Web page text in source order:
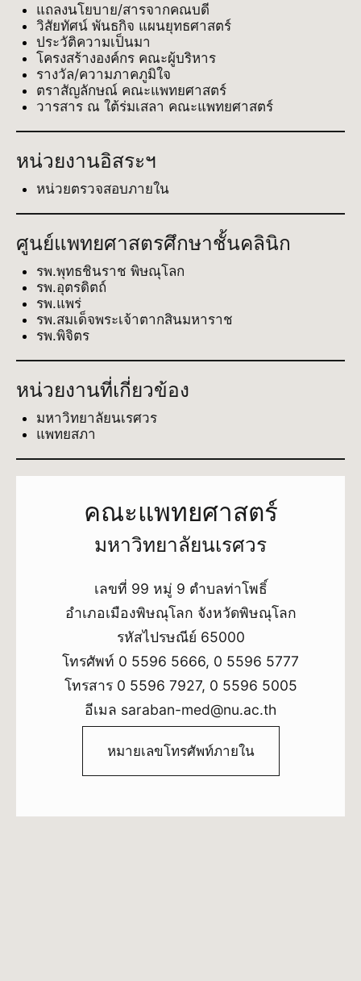
แถลงนโยบาย/สารจากคณบดี
วิสัยทัศน์ พันธกิจ แผนยุทธศาสตร์
ประวัติความเป็นมา
โครงสร้างองค์กร คณะผู้บริหาร
รางวัล/ความภาคภูมิใจ
ตราสัญลักษณ์ คณะแพทยศาสตร์
วารสาร ณ ใต้ร่มเสลา คณะแพทยศาสตร์
หน่วยงานอิสระฯ
หน่วยตรวจสอบภายใน
ศูนย์แพทยศาสตรศึกษาชั้นคลินิก
รพ.พุทธชินราช พิษณุโลก
รพ.อุตรดิตถ์
รพ.แพร่
รพ.สมเด็จพระเจ้าตากสินมหาราช
รพ.พิจิตร
หน่วยงานที่เกี่ยวข้อง
มหาวิทยาลัยนเรศวร
แพทยสภา
คณะแพทยศาสตร์
มหาวิทยาลัยนเรศวร
เลขที่ 99 หมู่ 9 ตำบลท่าโพธิ์
อำเภอเมืองพิษณุโลก จังหวัดพิษณุโลก
รหัสไปรษณีย์ 65000
โทรศัพท์ 0 5596 5666, 0 5596 5777
โทรสาร 0 5596 7927, 0 5596 5005
อีเมล saraban-med@nu.ac.th
หมายเลขโทรศัพท์ภายใน